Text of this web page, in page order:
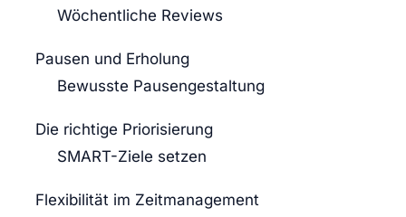
Wöchentliche Reviews
Pausen und Erholung
Bewusste Pausengestaltung
Die richtige Priorisierung
SMART-Ziele setzen
Flexibilität im Zeitmanagement